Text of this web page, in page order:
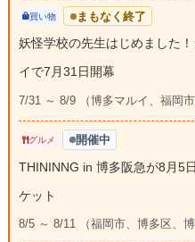
買い物 まもなく終了
妖怪学校の先生はじめました
イで7月31日開幕
7/31 ～ 8/9 （博多マルイ、福岡市
グルメ 開催中
THININNG in 博多阪急が8月5
ケット
8/5 ～ 8/11 （福岡市、博多区、博